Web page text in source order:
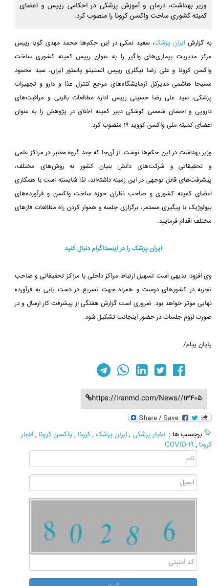
وزیر بهداشت، درمان و آموزش پزشکی در احکامی رییس و اعضای
کمیته کشوری ساخت واکسن کرونا را منصوب کرد.
به گزارشایران پزشک، سعید نمکی در این حکم‌ها محمد مهدی گویا رییس
مرکز مدیریت بیماری‌های واگیر را به عنوان رییس کمیته کشوری ساخت
واکسن کرونا و علی رضا بیگلری رییس انستیتو پاستور ایران، سید محمود
مسیحا هاشمی مدیرکل آزمایشگاه‌های مرجع کنترل غذا و دارو و تجهیزات
پزشکی، سید علی رضا حسینی رییس اداره مطالعات بالینی و مراقبت‌های
دارویی و احسان شمسی کوشکی دبیر کمیته اخلاق در پژوهش را به عنوان
اعضای کمیته ملی واکسن کووید ۱۹ منصوب کرد.
وزیر بهداشت در این حکم‌ها نوشت: از آن‌جا که چند گروه معتبر در مراکز علمی
و تحقیقاتی و شرکت‌های دانش بنیان کشور به روش‌های مختلف،
پیشرفت‌های قابل توجهی در این زمینه داشته‌اند، لذا شایسته است با همکاری
اعضای کمیته کشوری و صاحب نظران حوزه ساخت واکسن و فرآورده‌های
بیولوژیک با پیگیری مستمر، برگزاری جلسه و هموار کردن راه مطالعات فازهای
مختلف اقدام فرمایید.
ایران پزشک را در اینستاگرام دنبال کنید
وی افزود: بدیهی است تسهیل ارتباط مراکز داخلی با مراکز تحقیقاتی و صاحب
تجربه در کشورهای دوست و همراه جهت تسریع در دست یابی به فرآورده
نهایی موثر خواهد بود. ضروری است گزارش هفتگی از پیشرفت کار ارسال و در
صورت لزوم جلسات در حضور اینجانب تشکیل شود.
پایان پیام/
https://iranmd.com/News//13405
برچسب ها : اخبار پزشکی,ایران پزشک,کرونا , واکسن کرونا ,اخبار
کرونا ,
COVID-19